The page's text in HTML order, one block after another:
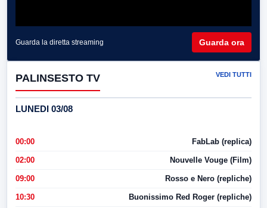
Guarda la diretta streaming Guarda ora
PALINSESTO TV VEDI TUTTI
LUNEDI 03/08
00:00 FabLab (replica)
02:00 Nouvelle Vouge (Film)
09:00 Rosso e Nero (repliche)
10:30 Buonissimo Red Roger (repliche)